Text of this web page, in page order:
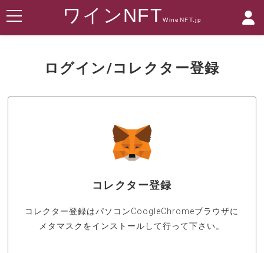
ワインNFTWineNFT.jp
ログイン/コレクター登録
コレクター登録
コレクター登録はパソコンCoogleChromeブラウザに
メタマスクをインストールして行って下さい。